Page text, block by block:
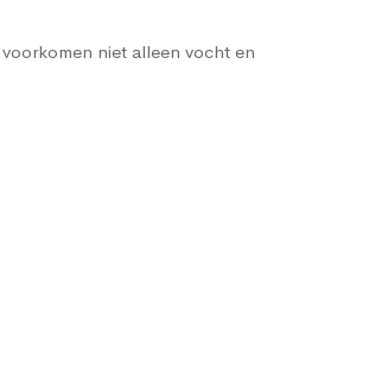
voorkomen niet alleen vocht en